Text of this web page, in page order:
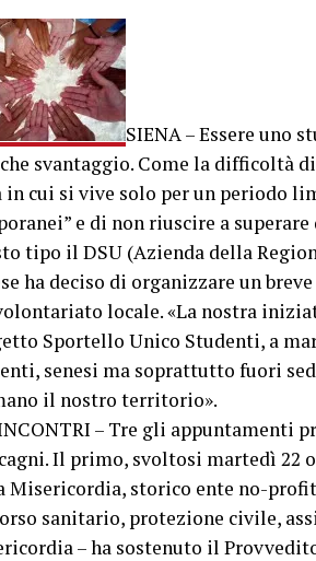
SIENA – Essere uno
svantaggio. Come la difficoltà
in cui si vive solo per un periodo
e di non riuscire a
tipo il DSU (Azienda della
ha deciso di organizzare un
locale. «La nostra
Sportello Unico Studenti, a
senesi ma soprattutto fuori
il nostro territorio».
– Tre gli appuntamenti
Il primo, svoltosi martedì 22
Misericordia, storico ente no-
sanitario, protezione civile,
– ha sostenuto il